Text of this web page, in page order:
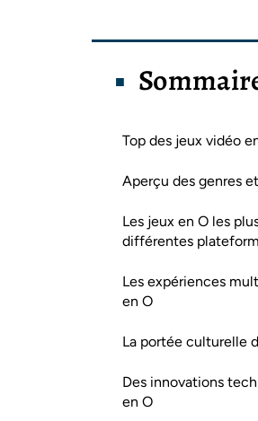
Top des jeux vidéo
Aperçu des genres
Les jeux en O les
différentes
Les expériences
en O
La portée culturelle
Des innovations
en O